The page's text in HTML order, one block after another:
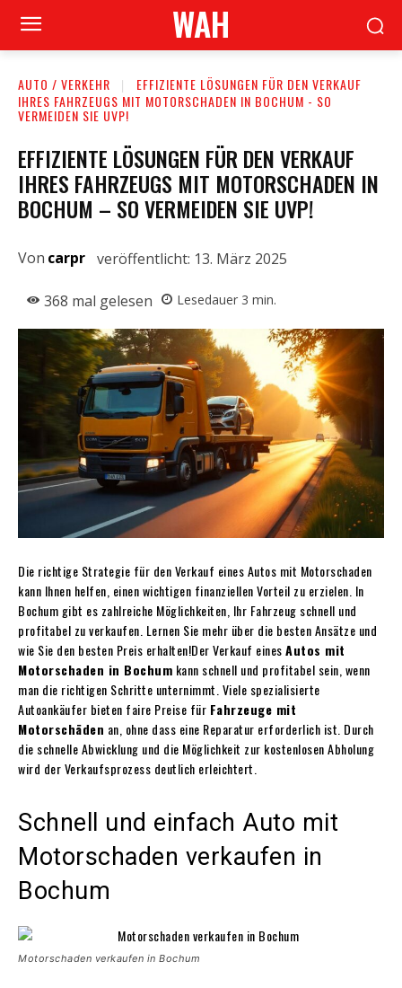
WAH
AUTO / VERKEHR
EFFIZIENTE LÖSUNGEN FÜR DEN VERKAUF
IHRES FAHRZEUGS MIT MOTORSCHADEN IN BOCHUM - SO
VERMEIDEN SIE UVP!
EFFIZIENTE LÖSUNGEN FÜR DEN VERKAUF
IHRES FAHRZEUGS MIT MOTORSCHADEN IN
BOCHUM – SO VERMEIDEN SIE UVP!
Von carpr veröffentlicht: 13. März 2025
368 mal gelesen Lesedauer 3 min.
Die richtige Strategie für den Verkauf eines Autos mit Motorschaden
kann Ihnen helfen, einen wichtigen finanziellen Vorteil zu erzielen. In
Bochum gibt es zahlreiche Möglichkeiten, Ihr Fahrzeug schnell und
profitabel zu verkaufen. Lernen Sie mehr über die besten Ansätze und
wie Sie den besten Preis erhalten!Der Verkauf einesAutos mit
Motorschaden in Bochum kann schnell und profitabel sein, wenn
man die richtigen Schritte unternimmt. Viele spezialisierte
Autoankäufer bieten faire Preise für Fahrzeuge mit
Motorschäden an, ohne dass eine Reparatur erforderlich ist. Durch
die schnelle Abwicklung und die Möglichkeit zur kostenlosen Abholung
wird der Verkaufsprozess deutlich erleichtert.
Schnell und einfach Auto mit
Motorschaden verkaufen in
Bochum
Motorschaden verkaufen in Bochum